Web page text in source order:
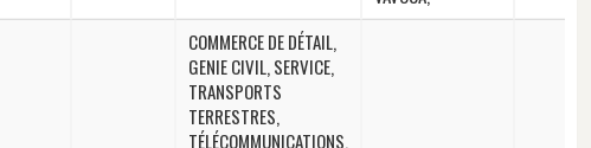
COMMERCE DE DÉTAIL,
GENIE CIVIL, SERVICE,
TRANSPORTS
TERRESTRES,
TÉLÉCOMMUNICATIONS,